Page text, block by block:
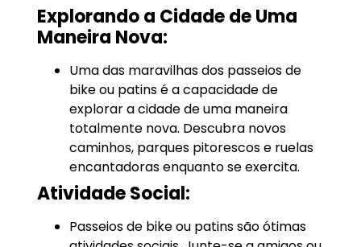
Explorando a Cidade de Uma
Maneira Nova:
Uma das maravilhas dos passeios de
bike ou patins é a capacidade de
explorar a cidade de uma maneira
totalmente nova. Descubra novos
caminhos, parques pitorescos e ruelas
encantadoras enquanto se exercita.
Atividade Social:
Passeios de bike ou patins são ótimas